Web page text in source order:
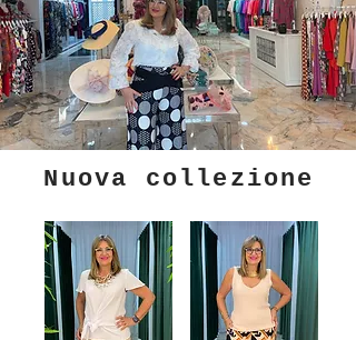
Nuova collezione